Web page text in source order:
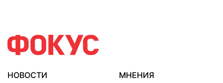
НОВОСТИ
МНЕНИЯ